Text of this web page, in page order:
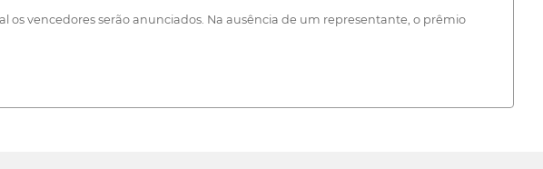
vencedores serão anunciados. Na ausência de um representante, o prêmio